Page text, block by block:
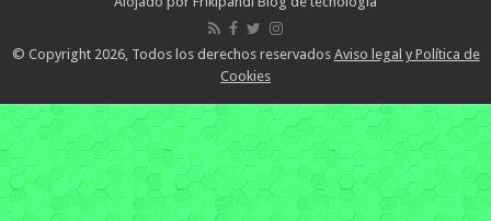
© Copyright 2026, Todos los derechos reservados Aviso legal y Política de
Cookies